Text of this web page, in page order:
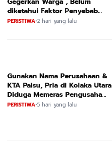
diketahui Faktor Penyebab
Suara
PERISTIWA•2 hari yang lalu
Gunakan Nama Perusahaan &
KTA Palsu, Pria di Kolaka Utara
Diduga Memeras Pengusaha
Tambang dan Minyak
PERISTIWA•5 hari yang lalu